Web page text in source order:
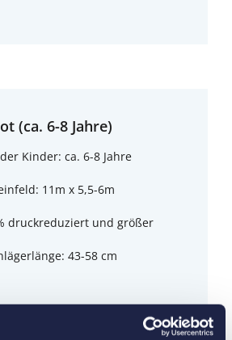
(ca. 6-8 Jahre)
Kinder: ca. 6-8 Jahre
11m x 5,5-6m
druckreduziert und größer
43-58 cm